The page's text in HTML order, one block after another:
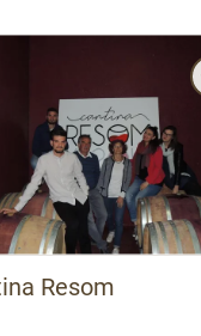
e Vallagarina
Vallagarina
Resom